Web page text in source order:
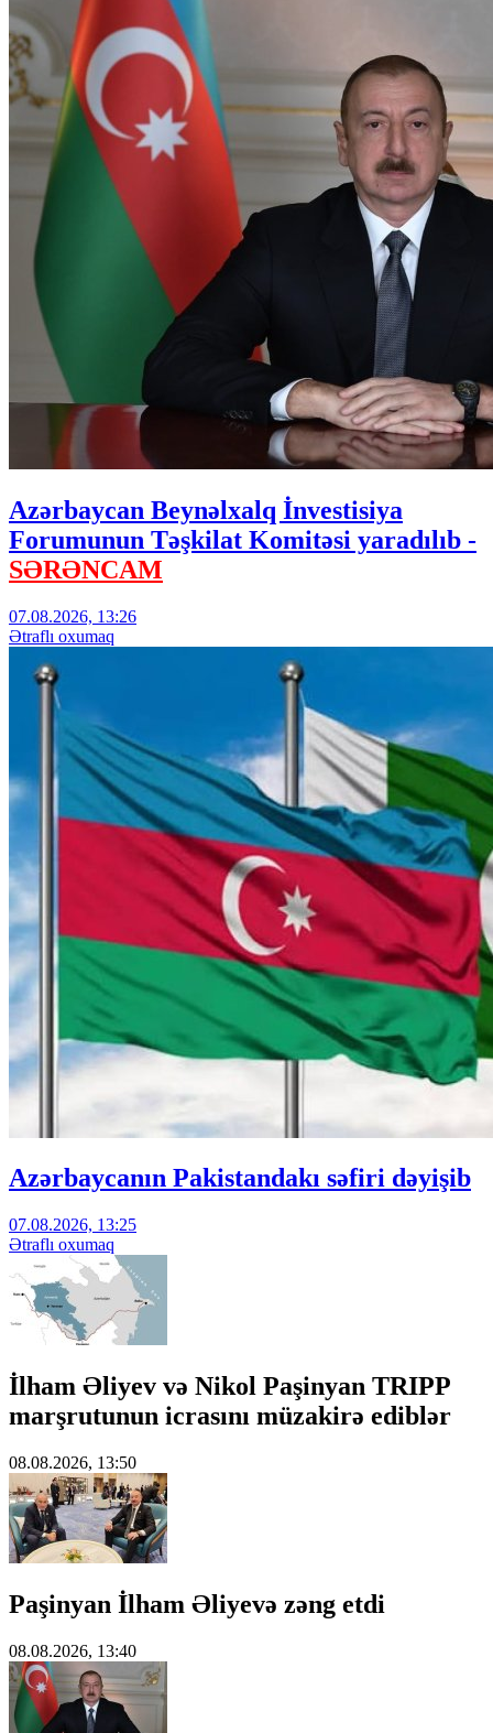
Azərbaycan Beynəlxalq İnvestisiya
Forumunun Təşkilat Komitəsi yaradılıb -
SƏRƏNCAM
07.08.2026, 13:26
Ətraflı oxumaq
Azərbaycanın Pakistandakı səfiri dəyişib
07.08.2026, 13:25
Ətraflı oxumaq
İlham Əliyev və Nikol Paşinyan TRIPP
marşrutunun icrasını müzakirə ediblər
08.08.2026, 13:50
Paşinyan İlham Əliyevə zəng etdi
08.08.2026, 13:40